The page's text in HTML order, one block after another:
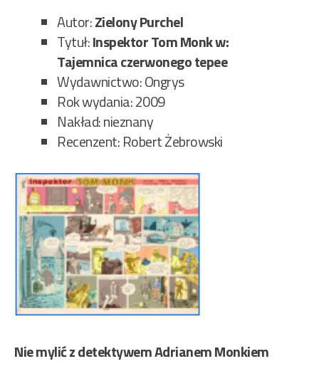
Autor:Zielony Purchel
Tytuł:Inspektor Tom Monk w:
Tajemnica czerwonego tepee
Wydawnictwo: Ongrys
Rok wydania: 2009
Nakład: nieznany
Recenzent: Robert Żebrowski
Nie mylić z detektywem Adrianem Monkiem